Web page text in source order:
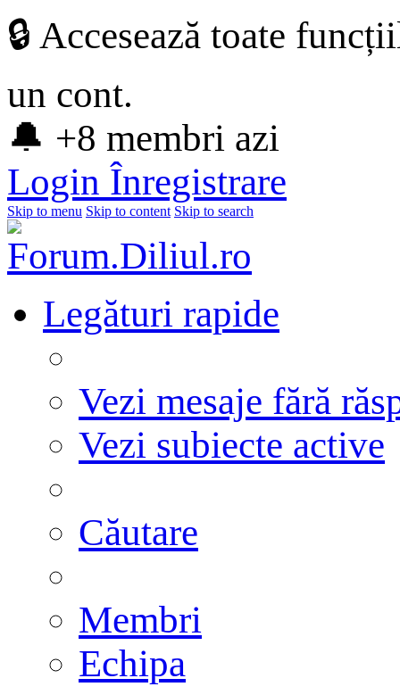
🔒 Accesează toate
un cont.
🔔 +8 membri azi
Login Înregistrare
Skip to menu Skip to content Skip to search
Legături rapide
Vezi mesaje fără
Vezi subiecte active
Căutare
Membri
Echipa